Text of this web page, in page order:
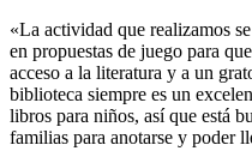
«La actividad que realizamos
en propuestas de juego para
acceso a la literatura y a un
biblioteca siempre es un
libros para niños, así que está
familias para anotarse y poder